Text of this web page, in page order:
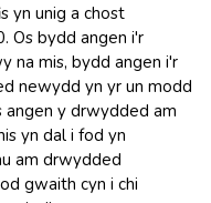
yn unig a chost
Os bydd angen i'r
na mis, bydd angen i'r
newydd yn yr un modd
angen y drwydded am
yn dal i fod yn
am drwydded
gwaith cyn i chi